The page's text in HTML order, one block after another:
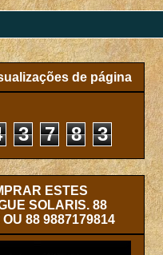
de página
3 7 8 3
ESTES
SOLARIS. 88
88 9887179814